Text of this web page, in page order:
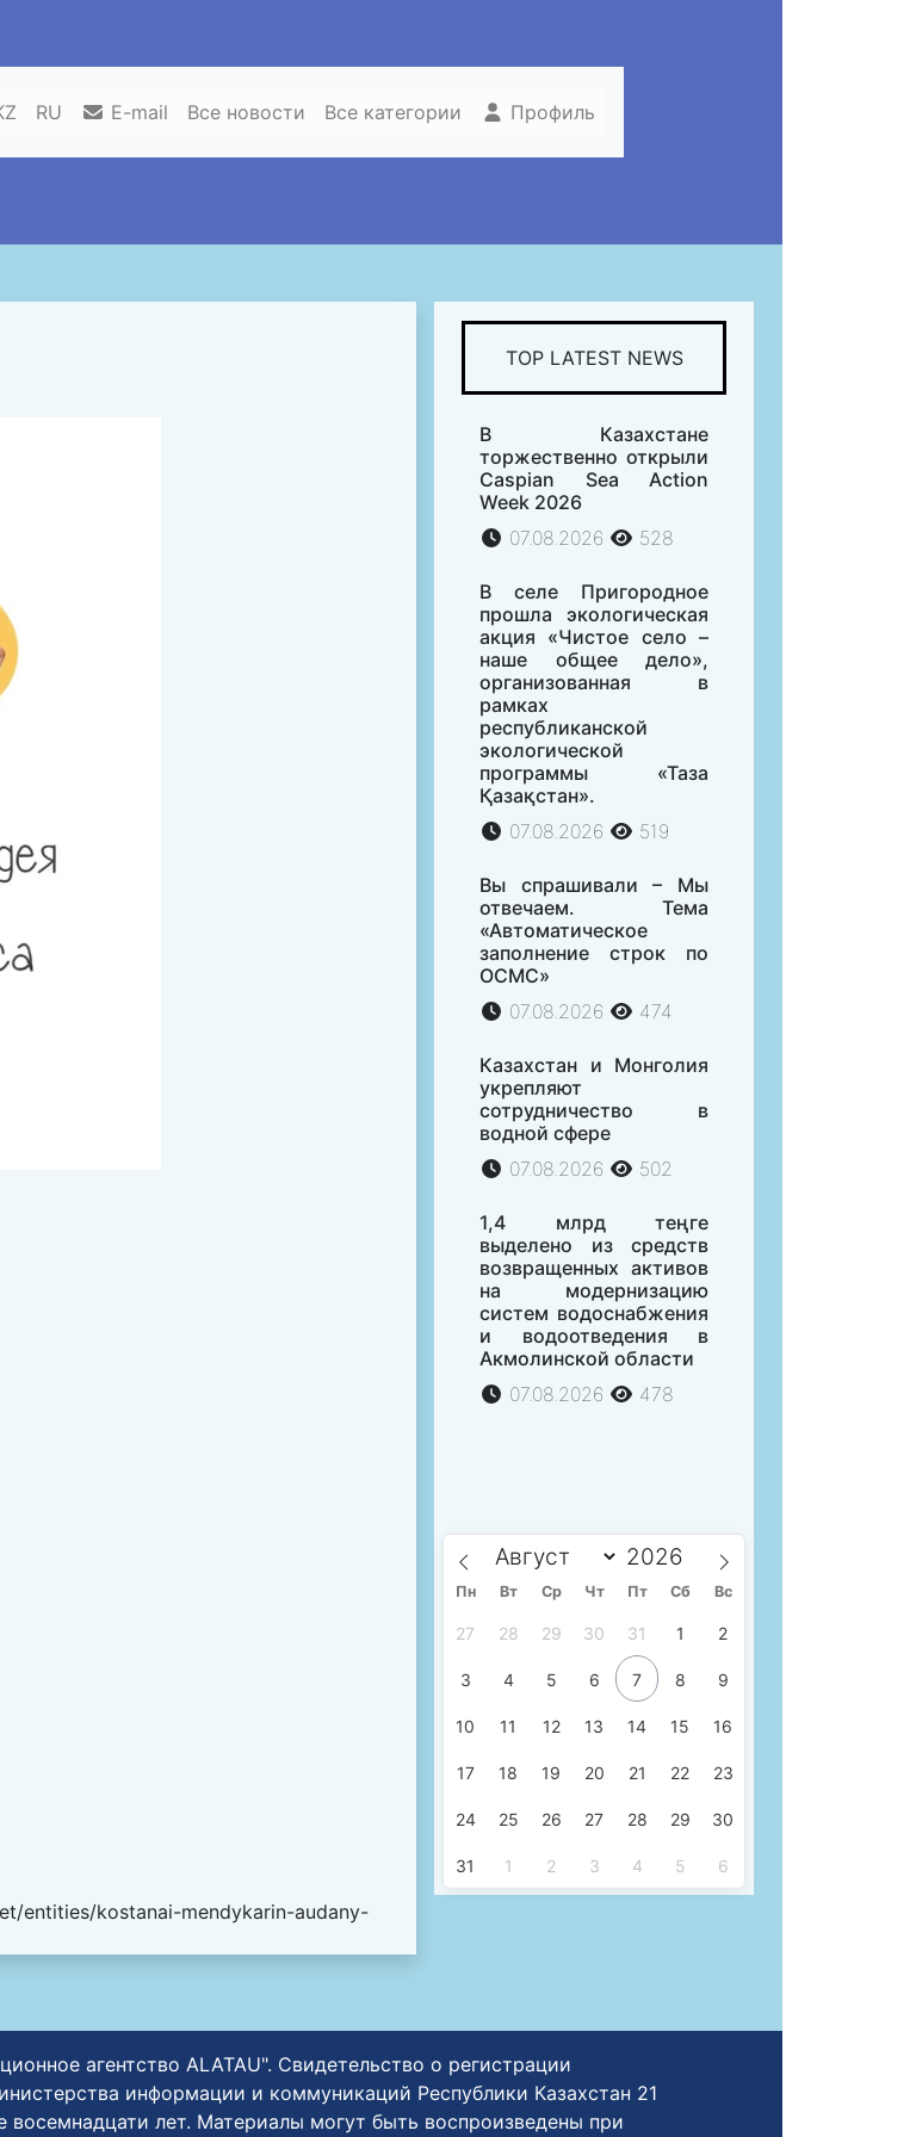
RU E-mail Все новости Все категории Профиль
entities/kostanai-mendykarin-audany-
TOP LATEST NEWS
В Казахстане
торжественно открыли
Caspian Sea Action
Week 2026
07.08.2026
528
В селе Пригородное
прошла экологическая
акция «Чистое село –
наше общее дело»,
организованная в
рамках
республиканской
экологической
программы «Таза
Қазақстан».
07.08.2026
519
Вы спрашивали – Мы
отвечаем. Тема
«Автоматическое
заполнение строк по
ОСМС»
07.08.2026
474
Казахстан и Монголия
укрепляют
сотрудничество в
водной сфере
07.08.2026
502
1,4 млрд теңге
выделено из средств
возвращенных активов
на модернизацию
систем водоснабжения
и водоотведения в
Акмолинской области
07.08.2026
478
Пн Вт Ср Чт Пт Сб Вс
27 28 29 30 31 1 2
3 4 5 6 7 8 9
10 11 12 13 14 15 16
17 18 19 20 21 22 23
24 25 26 27 28 29 30
31 1 2 3 4 5 6
агентство ALATAU". Свидетельство о регистрации
информации и коммуникаций Республики Казахстан 21
лет. Материалы могут быть воспроизведены при